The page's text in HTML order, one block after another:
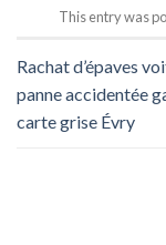
This entry was
Rachat d’épaves
panne accidentée
carte grise Évry